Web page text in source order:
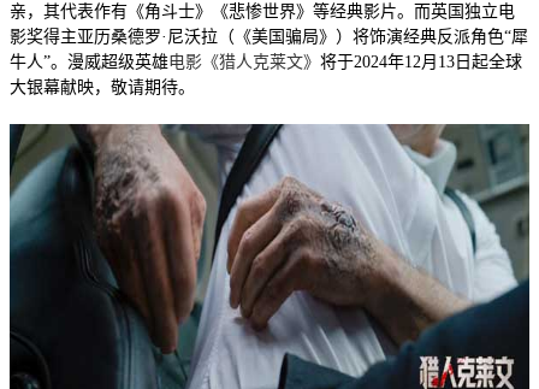
亲，其代表作有《角斗士》《悲惨世界》等经典影片。而英国独立电
影奖得主亚历桑德罗·尼沃拉（《美国骗局》）将饰演经典反派角色“犀
牛人”。漫威超级英雄电影《猎人克莱文》 将于2024年12月13日起全球
大银幕献映，敬请期待。